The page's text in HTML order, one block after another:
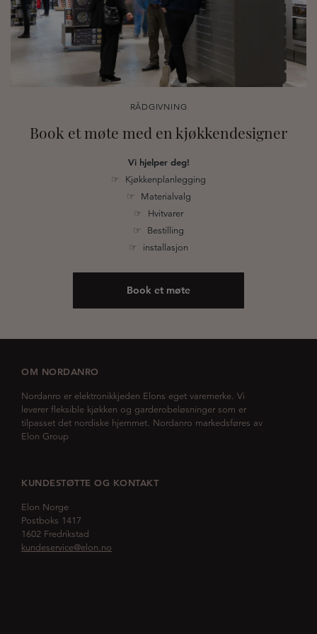
RÅDGIVNING
Book et møte med en kjøkkendesigner
Vi hjelper deg!
☞ Kjøkkenplanlegging
☞ Materialvalg
☞ Hvitvarer
☞ Bestilling
☞ installasjon
Book et møte
OM NORDANRO
Nordanro er elektronikkjeden Elons eget varemerke. Vi
leverer fleksible kjøkken og garderobeløsninger som er
tilpasset det nordiske hjemmet. Nordanro markedsføres av
Elon Group
KUNDESTØTTE OG KONTAKT
Elon Norge
Postboks 1417
1602 Fredrikstad
kundeservice@elon.no